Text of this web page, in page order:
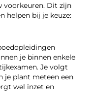
voorkeuren. Dit zijn
helpen bij je keuze:
je binnen enkele
Je volgt
je plant meteen een
wel inzet en